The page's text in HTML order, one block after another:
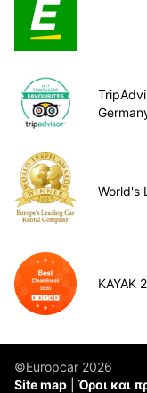
World's
KAYAK
©Europcar 2026
Site map
Όροι και